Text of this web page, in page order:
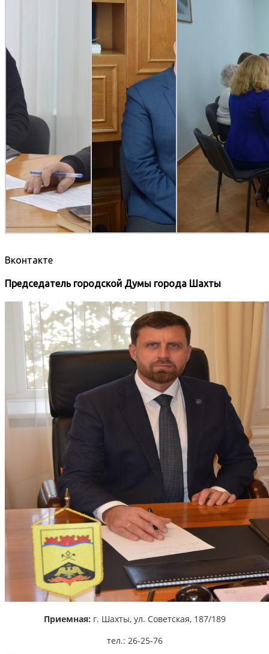
Вконтакте
Председатель городской Думы города Шахты
Приемная: г. Шахты, ул. Советская, 187/189
тел.: 26-25-76